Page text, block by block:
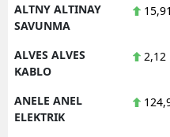
ALTNY ALTINAY
SAVUNMA
15,91
ALVES ALVES
KABLO
2,12
ANELE ANEL
ELEKTRIK